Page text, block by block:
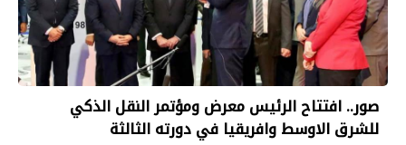
صور.. افتتاح الرئيس معرض ومؤتمر النقل الذكي
للشرق الاوسط وافريقيا في دورته الثالثة